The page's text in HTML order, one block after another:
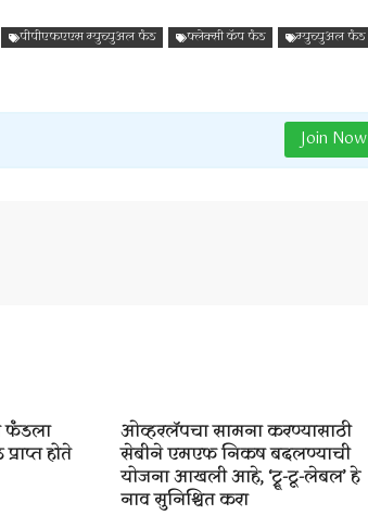
पीपीएफएएस म्युच्युअल फंड फ्लेक्सी कॅप फंड
म्युच्युअल फंड
Join Now
फंडला
होते
ओव्हरलॅपचा सामना करण्यासाठी
सेबीने एमएफ निकष बदलण्याची
योजना आखली आहे, ‘ट्रू-टू-लेबल’ हे
नाव सुनिश्चित करा